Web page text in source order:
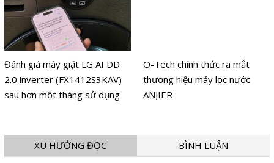
Đánh giá máy giặt LG AI DD
2.0 inverter (FX1412S3KAV)
sau hơn một tháng sử dụng
O-Tech chính thức ra mắt
thương hiệu máy lọc nước
ANJIER
XU HƯỚNG ĐỌC BÌNH LUẬN